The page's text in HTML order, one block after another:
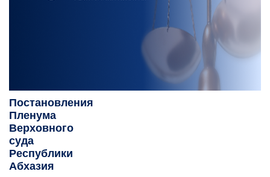
Постановления
Пленума
Верховного
суда
Республики
Абхазия